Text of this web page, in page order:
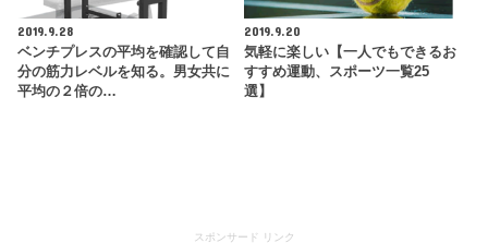
2019.9.28
ベンチプレスの平均を確認して自
分の筋力レベルを知る。男女共に
平均の２倍の…
2019.9.20
気軽に楽しい【一人でもできるお
すすめ運動、スポーツ一覧25
選】
スポンサード リンク